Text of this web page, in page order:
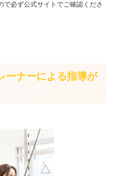
必ず公式サイトでご確認くださ
ーナーによる指導が